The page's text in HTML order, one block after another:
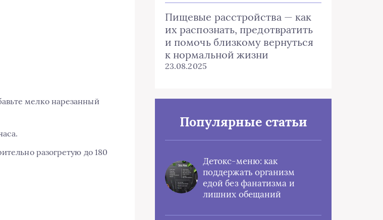
мелко нарезанный
разогретую до 180
Пищевые расстройства — как
их распознать, предотвратить
и помочь близкому вернуться
к нормальной жизни
23.08.2025
Популярные статьи
Детокс-меню: как
поддержать организм
едой без фанатизма и
лишних обещаний